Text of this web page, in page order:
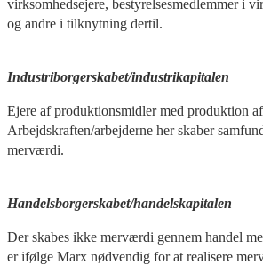
virksomhedsejere, bestyrelsesmedlemmer i
og andre i tilknytning dertil.
Industriborgerskabet/industrikapitalen
Ejere af produktionsmidler med produktion
Arbejdskraften/arbejderne her skaber
merværdi.
Handelsborgerskabet/handelskapitalen
Der skabes ikke merværdi gennem handel
er ifølge Marx nødvendig for at realisere